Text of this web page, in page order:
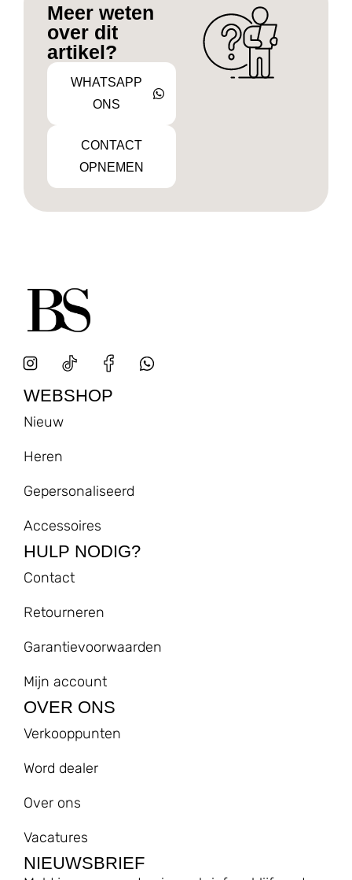
Meer weten
over dit
artikel?
WHATSAPP
ONS
CONTACT
OPNEMEN
WEBSHOP
Nieuw
Heren
Gepersonaliseerd
Accessoires
HULP NODIG?
Contact
Retourneren
Garantievoorwaarden
Mijn account
OVER ONS
Verkooppunten
Word dealer
Over ons
Vacatures
NIEUWSBRIEF